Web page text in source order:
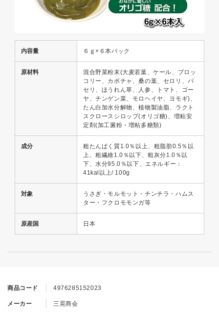
商品コード 4976285152023
メーカー 三晃商会
内容量 ６ｇ×６本パック
原材料
混合野菜粉末(大麦若葉、ケール、ブロッ
コリー、カボチャ、桑の葉、セロリ、パ
セリ、ほうれん草、人参、トマト、ゴー
ヤ、チンゲン菜、モロヘイヤ、ヨモギ)、
たん白加水分解物、植物製油脂、ラクト
スクロースシロップ(オリゴ糖)、増粘安
定剤(加工澱粉・増粘多糖類)
成分
粗たんぱく質1.0％以上、粗脂肪0.5％以
上、粗繊維1.0％以下、粗灰分1.0％以
下、水分95.0％以下、エネルギー：
41kal以上/ 100g
対象
うさぎ・モルモット・チンチラ・ハムス
ター・フクロモモンガ等
原産国 日本